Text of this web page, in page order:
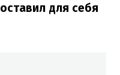
для себя